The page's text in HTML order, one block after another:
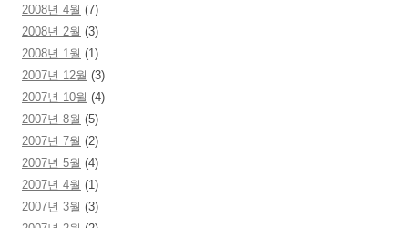
2008년 4월 (7)
2008년 2월 (3)
2008년 1월 (1)
2007년 12월 (3)
2007년 10월 (4)
2007년 8월 (5)
2007년 7월 (2)
2007년 5월 (4)
2007년 4월 (1)
2007년 3월 (3)